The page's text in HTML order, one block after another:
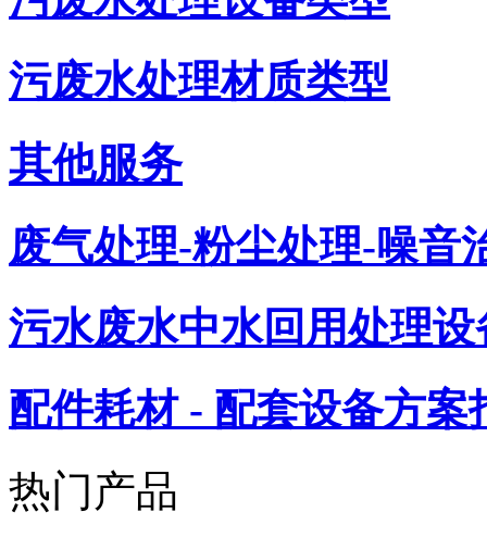
污废水处理材质类型
其他服务
废气处理-粉尘处理-噪音
污水废水中水回用处理设
配件耗材 - 配套设备方案
热门产品